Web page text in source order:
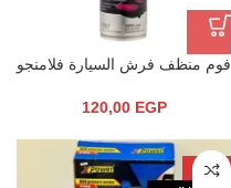
فوم منظف فرش السيارة فلامنجو
120,00 EGP
-18%